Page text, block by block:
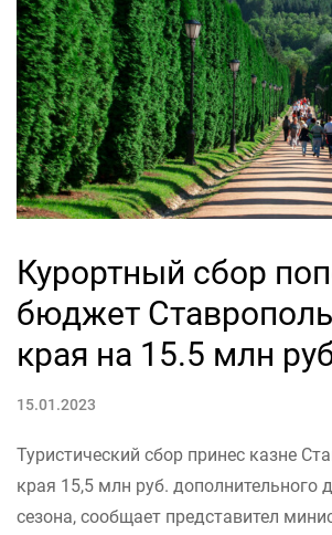
Курортный сбор
бюджет
края на 15.5 млн
15.01.2023
Туристический сбор принес казне
края 15,5 млн руб. дополнительного
сезона, сообщает представител